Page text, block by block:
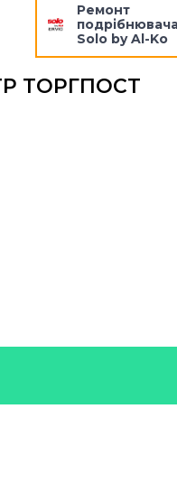
Ремонт
Solo by Al-Ko
ТОРГПОСТ